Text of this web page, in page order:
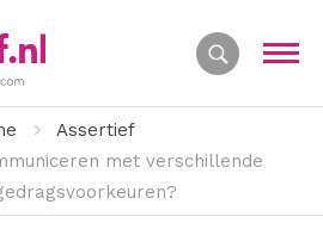
Assertief
met verschillende